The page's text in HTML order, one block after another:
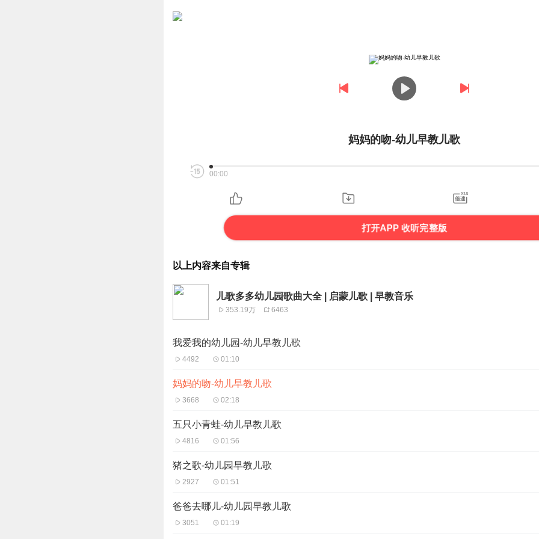
妈妈的吻-幼儿早教儿歌
00:00
打开APP 收听完整版
以上内容来自专辑
儿歌多多幼儿园歌曲大全 | 启蒙儿歌 | 早教音乐
353.19万 6463
我爱我的幼儿园-幼儿早教儿歌
4492 01:10
妈妈的吻-幼儿早教儿歌
3668 02:18
五只小青蛙-幼儿早教儿歌
4816 01:56
猪之歌-幼儿园早教儿歌
2927 01:51
爸爸去哪儿-幼儿园早教儿歌
3051 01:19